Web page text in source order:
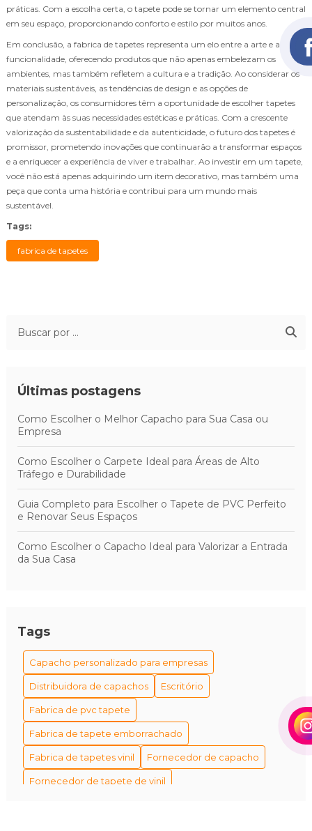
práticas. Com a escolha certa, o tapete pode se tornar um elemento central
em seu espaço, proporcionando conforto e estilo por muitos anos.
Em conclusão, a fabrica de tapetes representa um elo entre a arte e a
funcionalidade, oferecendo produtos que não apenas embelezam os
ambientes, mas também refletem a cultura e a tradição. Ao considerar os
materiais sustentáveis, as tendências de design e as opções de
personalização, os consumidores têm a oportunidade de escolher tapetes
que atendam às suas necessidades estéticas e práticas. Com a crescente
valorização da sustentabilidade e da autenticidade, o futuro dos tapetes é
promissor, prometendo inovações que continuarão a transformar espaços
e a enriquecer a experiência de viver e trabalhar. Ao investir em um tapete,
você não está apenas adquirindo um item decorativo, mas também uma
peça que conta uma história e contribui para um mundo mais
sustentável.
Tags:
fabrica de tapetes
Últimas postagens
Como Escolher o Melhor Capacho para Sua Casa ou
Empresa
Como Escolher o Carpete Ideal para Áreas de Alto
Tráfego e Durabilidade
Guia Completo para Escolher o Tapete de PVC Perfeito
e Renovar Seus Espaços
Como Escolher o Capacho Ideal para Valorizar a Entrada
da Sua Casa
Tags
Capacho personalizado para empresas
Distribuidora de capachos Escritório
Fabrica de pvc tapete
Fabrica de tapete emborrachado
Fabrica de tapetes vinil Fornecedor de capacho
Fornecedor de tapete de vinil